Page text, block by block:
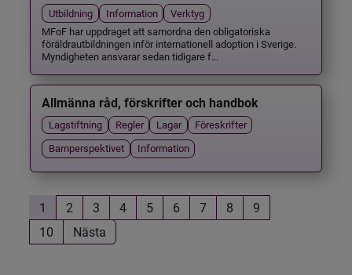
Utbildning Information
Verktyg
MFoF har uppdraget att samordna den obligatoriska
föräldrautbildningen inför internationell adoption i Sverige.
Myndigheten ansvarar sedan tidigare f...
Allmänna råd, förskrifter och handbok
Lagstiftning Regler Lagar
Föreskrifter
Barnperspektivet
Information
1 2 3 4 5 6 7 8
9
10
Nästa